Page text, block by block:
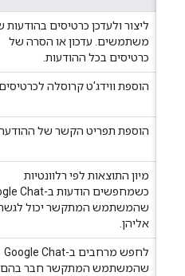
ליצור ולעדכן כרטיסים בהודעות של
משתמשים. עדכון או הסרה של
כרטיסים בכל ההודעות.
הוספת ווידג'ט קרוסלה לכרטיסים
הוספת תפריט הקשר של ההודעה
מיון התוצאות לפי רלוונטיות
כשמחפשים הודעות ב-Google Chat
שהמשתמש המתקשר יכול לגשת
אליהן.
לחפש מרחבים ב-Google Chat
שהמשתמש המתקשר חבר בהם בלי